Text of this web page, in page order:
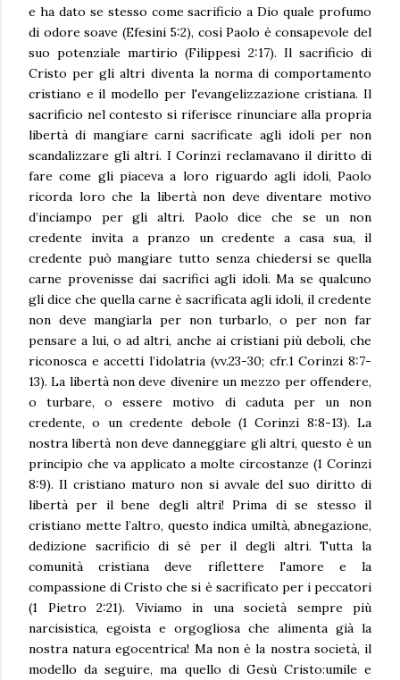
e ha dato se stesso come sacrificio a Dio quale profumo
di odore soave (Efesini 5:2), così Paolo è consapevole del
suo potenziale martirio (Filippesi 2:17). Il sacrificio di
Cristo per gli altri diventa la norma di comportamento
cristiano e il modello per l'evangelizzazione cristiana. Il
sacrificio nel contesto si riferisce rinunciare alla propria
libertà di mangiare carni sacrificate agli idoli per non
scandalizzare gli altri. I Corinzi reclamavano il diritto di
fare come gli piaceva a loro riguardo agli idoli, Paolo
ricorda loro che la libertà non deve diventare motivo
d’inciampo per gli altri. Paolo dice che se un non
credente invita a pranzo un credente a casa sua, il
credente può mangiare tutto senza chiedersi se quella
carne provenisse dai sacrifici agli idoli. Ma se qualcuno
gli dice che quella carne è sacrificata agli idoli, il credente
non deve mangiarla per non turbarlo, o per non far
pensare a lui, o ad altri, anche ai cristiani più deboli, che
riconosca e accetti l’idolatria (vv.23-30; cfr.1 Corinzi 8:7-
13). La libertà non deve divenire un mezzo per offendere,
o turbare, o essere motivo di caduta per un non
credente, o un credente debole (1 Corinzi 8:8-13). La
nostra libertà non deve danneggiare gli altri, questo è un
principio che va applicato a molte circostanze (1 Corinzi
8:9). Il cristiano maturo non si avvale del suo diritto di
libertà per il bene degli altri! Prima di se stesso il
cristiano mette l’altro, questo indica umiltà, abnegazione,
dedizione sacrificio di sé per il degli altri. Tutta la
comunità cristiana deve riflettere l'amore e la
compassione di Cristo che si è sacrificato per i peccatori
(1 Pietro 2:21). Viviamo in una società sempre più
narcisistica, egoista e orgogliosa che alimenta già la
nostra natura egocentrica! Ma non è la nostra società, il
modello da seguire, ma quello di Gesù Cristo:umile e